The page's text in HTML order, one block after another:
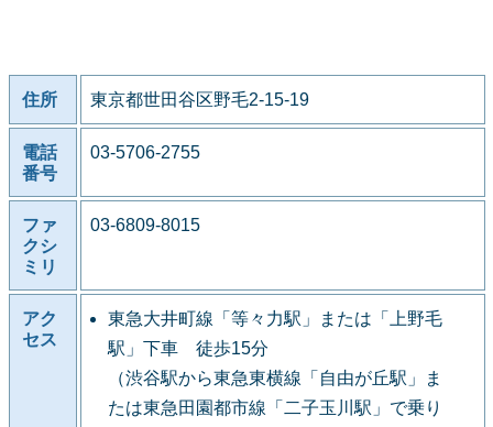
住所 東京都世田谷区野毛2-15-19
電話
番号
03-5706-2755
ファ
クシ
ミリ
03-6809-8015
アク
セス
東急大井町線「等々力駅」または「上野毛
駅」下車 徒歩15分
（渋谷駅から東急東横線「自由が丘駅」ま
たは東急田園都市線「二子玉川駅」で乗り